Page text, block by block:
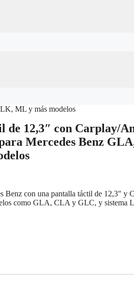
ML y más modelos
de 12,3″ con Carplay/
Mercedes Benz
Benz con una pantalla táctil de 12,3″ y
como GLA, CLA y GLC, y sistema